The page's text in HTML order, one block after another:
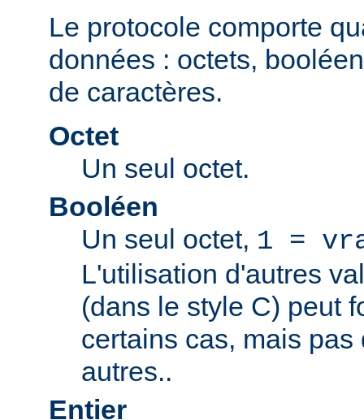
Le protocole comporte
données : octets,
de caractères.
Octet
Un seul octet.
Booléen
Un seul octet, 1 =
L'utilisation d'autres
(dans le style C) peut
certains cas, mais pas
autres..
Entier